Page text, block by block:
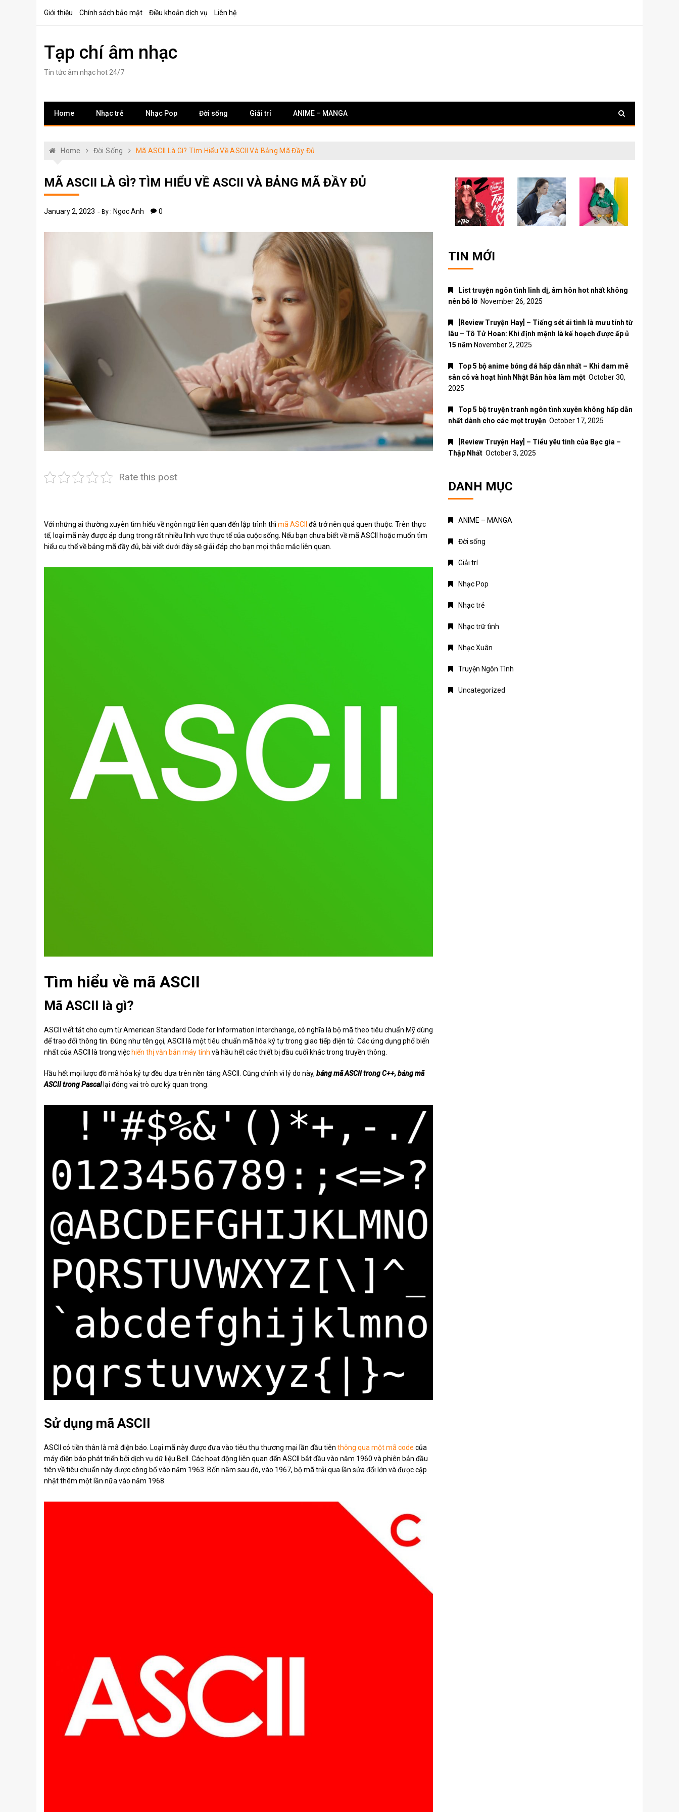
Giới thiệu Chính sách bảo mật Điều khoản dịch vụ Liên hệ
Tạp chí âm nhạc
Tin tức âm nhạc hot 24/7
Home Nhạc trẻ Nhạc Pop Đời sống Giải trí ANIME – MANGA
Home Đời Sống Mã ASCII Là Gì? Tìm Hiểu Về ASCII Và Bảng Mã Đầy Đủ
MÃ ASCII LÀ GÌ? TÌM HIỂU VỀ ASCII VÀ BẢNG MÃ ĐẦY ĐỦ
January 2, 2023 By : Ngoc Anh 0
Rate this post
Với những ai thường xuyên tìm hiểu về ngôn ngữ liên quan đến lập trình thì mã ASCII đã trở nên quá quen thuộc. Trên thực
tế, loại mã này được áp dụng trong rất nhiều lĩnh vực thực tế của cuộc sống. Nếu bạn chưa biết về mã ASCII hoặc muốn tìm
hiểu cụ thể về bảng mã đầy đủ, bài viết dưới đây sẽ giải đáp cho bạn mọi thắc mắc liên quan.
Tìm hiểu về mã ASCII
Mã ASCII là gì?
ASCII viết tắt cho cụm từ American Standard Code for Information Interchange, có nghĩa là bộ mã theo tiêu chuẩn Mỹ dùng
để trao đổi thông tin. Đúng như tên gọi, ASCII là một tiêu chuẩn mã hóa ký tự trong giao tiếp điện tử. Các ứng dụng phổ biến
nhất của ASCII là trong việc hiển thị văn bản máy tính và hầu hết các thiết bị đầu cuối khác trong truyền thông.
Hầu hết mọi lược đồ mã hóa ký tự đều dựa trên nền tảng ASCII. Cũng chính vì lý do này, bảng mã ASCII trong C++, bảng mã
ASCII trong Pascallại đóng vai trò cực kỳ quan trọng.
Sử dụng mã ASCII
ASCII có tiền thân là mã điện báo. Loại mã này được đưa vào tiêu thụ thương mại lần đầu tiên thông qua một mã code của
máy điện báo phát triển bởi dịch vụ dữ liệu Bell. Các hoạt động liên quan đến ASCII bắt đầu vào năm 1960 và phiên bản đầu
tiên về tiêu chuẩn này được công bố vào năm 1963. Bốn năm sau đó, vào 1967, bộ mã trải qua lần sửa đổi lớn và được cập
nhật thêm một lần nữa vào năm 1968.
TIN MỚI
List truyện ngôn tình linh dị, âm hôn hot nhất không
nên bỏ lỡ November 26, 2025
[Review Truyện Hay] – Tiếng sét ái tình là mưu tính từ
lâu – Tô Tử Hoan: Khi định mệnh là kế hoạch được ấp ủ
15 năm November 2, 2025
Top 5 bộ anime bóng đá hấp dẫn nhất – Khi đam mê
sân cỏ và hoạt hình Nhật Bản hòa làm một October 30,
2025
Top 5 bộ truyện tranh ngôn tình xuyên không hấp dẫn
nhất dành cho các mọt truyện October 17, 2025
[Review Truyện Hay] – Tiểu yêu tinh của Bạc gia –
Thập Nhất October 3, 2025
DANH MỤC
ANIME – MANGA
Đời sống
Giải trí
Nhạc Pop
Nhạc trẻ
Nhạc trữ tình
Nhạc Xuân
Truyện Ngôn Tình
Uncategorized